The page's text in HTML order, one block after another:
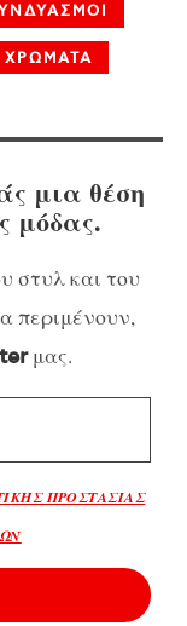
ΧΡΩΜΑΤΑ
μια θέση
μόδας.
στυλ και του
περιμένουν,
μας.
ΠΡΟΣΤΑΣΙΑΣ